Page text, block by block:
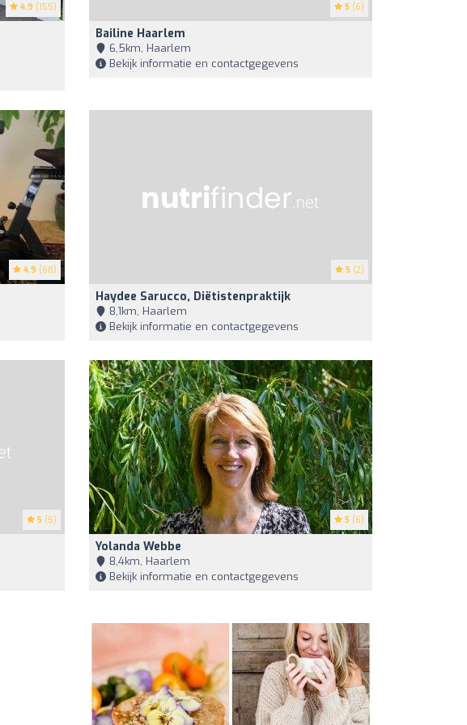
4.9 (155) 5 (6)
Bailine Haarlem
6,5km, Haarlem
Bekijk informatie en contactgegevens
4.9 (68) 5 (2)
Haydee Sarucco, Diëtistenpraktijk
8,1km, Haarlem
Bekijk informatie en contactgegevens
5 (5) 5 (6)
Yolanda Webbe
8,4km, Haarlem
Bekijk informatie en contactgegevens